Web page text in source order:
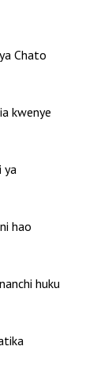
Chato
kwenye
ya
hao
huku